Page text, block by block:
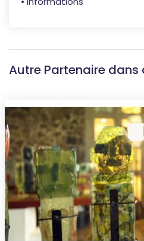
Autre Partenaire